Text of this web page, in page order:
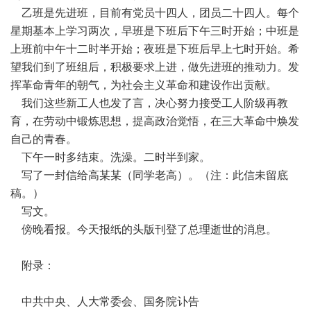
乙班是先进班，目前有党员十四人，团员二十四人。每个
星期基本上学习两次，早班是下班后下午三时开始；中班是
上班前中午十二时半开始；夜班是下班后早上七时开始。希
望我们到了班组后，积极要求上进，做先进班的推动力。发
挥革命青年的朝气，为社会主义革命和建设作出贡献。
我们这些新工人也发了言，决心努力接受工人阶级再教
育，在劳动中锻炼思想，提高政治觉悟，在三大革命中焕发
自己的青春。
下午一时多结束。洗澡。二时半到家。
写了一封信给高某某（同学老高）。（注：此信未留底
稿。）
写文。
傍晚看报。今天报纸的头版刊登了总理逝世的消息。
附录：
中共中央、人大常委会、国务院讣告